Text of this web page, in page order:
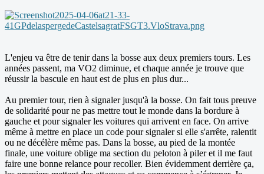
L'enjeu va être de tenir dans la bosse aux deux premiers tours. Les
années passent, ma VO2 diminue, et chaque année je trouve que
réussir la bascule en haut est de plus en plus dur...
Au premier tour, rien à signaler jusqu'à la bosse. On fait tous preuve
de solidarité pour ne pas mettre tout le monde dans la bordure à
gauche et pour signaler les voitures qui arrivent en face. On arrive
même à mettre en place un code pour signaler si elle s'arrête, ralentit
ou ne décélère même pas. Dans la bosse, au pied de la montée
finale, une voiture oblige ma section du peloton à piler et il me faut
faire une bonne relance pour recoller. Bien évidemment derrière ça,